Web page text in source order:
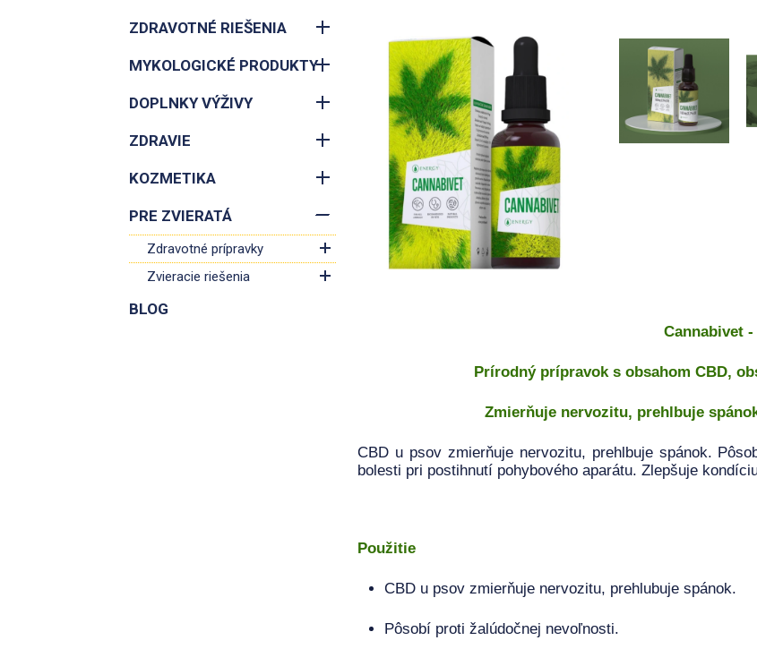
ZDRAVOTNÉ RIEŠENIA
MYKOLOGICKÉ PRODUKTY
DOPLNKY VÝŽIVY
ZDRAVIE
KOZMETIKA
PRE ZVIERATÁ
Zdravotné prípravky
Zvieracie riešenia
BLOG
Cannabivet -
Prírodný prípravok s obsahom CBD,
Zmierňuje nervozitu, prehlbuje
CBD u psov zmierňuje nervozitu, prehlbuje spánok.
bolesti pri postihnutí pohybového aparátu. Zlepšuje
Použitie
CBD u psov zmierňuje nervozitu, prehlubuje spánok.
Pôsobí proti žalúdočnej nevoľnosti.